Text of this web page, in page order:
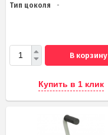
Тип цоколя
-
В корзину
Купить в 1 клик